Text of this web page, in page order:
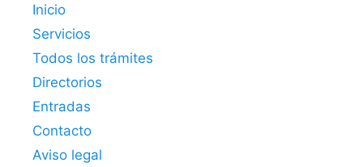
Inicio
Servicios
Todos los trámites
Directorios
Entradas
Contacto
Aviso legal